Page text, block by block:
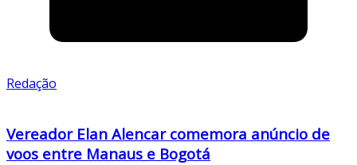
Redação
Vereador Elan Alencar comemora anúncio de
voos entre Manaus e Bogotá